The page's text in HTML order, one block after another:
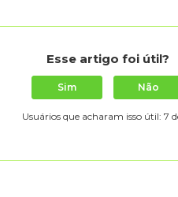
Esse artigo foi útil?
Sim Não
Usuários que acharam isso útil: 7